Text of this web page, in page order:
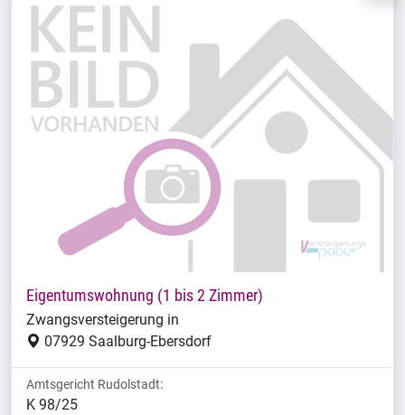
Eigentumswohnung (1 bis 2 Zimmer)
Zwangsversteigerung in
07929 Saalburg-Ebersdorf
Amtsgericht Rudolstadt:
K 98/25